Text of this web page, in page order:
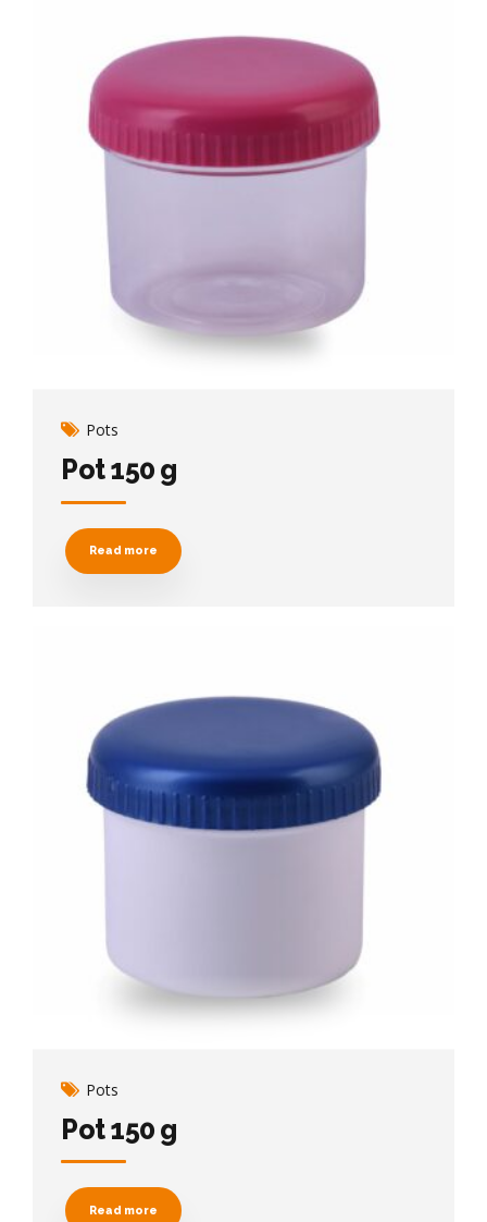
Pots
Pot 150 g
Read more
Pots
Pot 150 g
Read more